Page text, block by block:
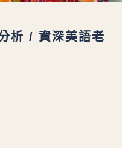
析 / 資深美語老